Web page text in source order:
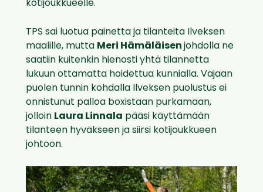
kotijoukkueelle.
TPS sai luotua painetta ja tilanteita Ilveksen
maalille, mutta Meri Hämäläisen johdolla ne
saatiin kuitenkin hienosti yhtä tilannetta
lukuun ottamatta hoidettua kunnialla. Vajaan
puolen tunnin kohdalla Ilveksen puolustus ei
onnistunut palloa boxistaan purkamaan,
jolloin Laura Linnala pääsi käyttämään
tilanteen hyväkseen ja siirsi kotijoukkueen
johtoon.